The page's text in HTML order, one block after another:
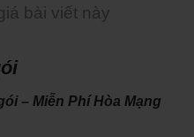
bài viết này
– Miễn Phí Hòa Mạng